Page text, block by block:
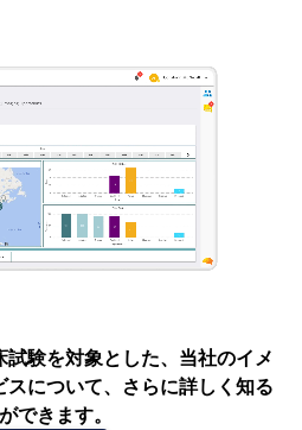
験を対象とした、当社のイメ
について、さらに詳しく知る
できます。